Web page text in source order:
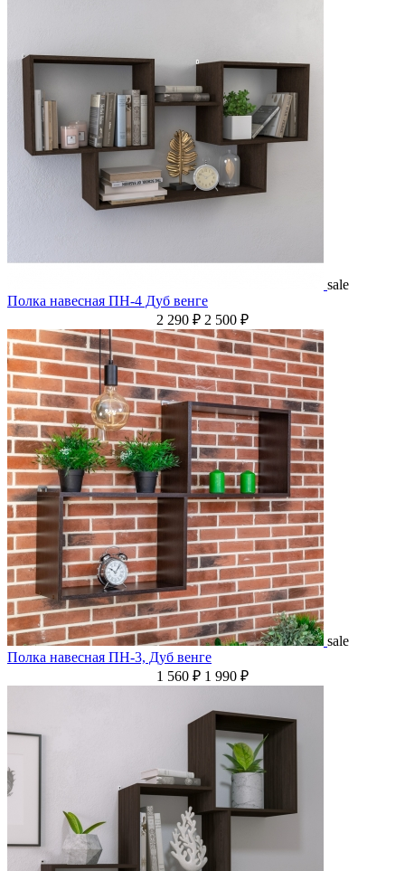
sale
Полка навесная ПН-4 Дуб венге
2 290 ₽ 2 500 ₽
sale
Полка навесная ПН-3, Дуб венге
1 560 ₽ 1 990 ₽